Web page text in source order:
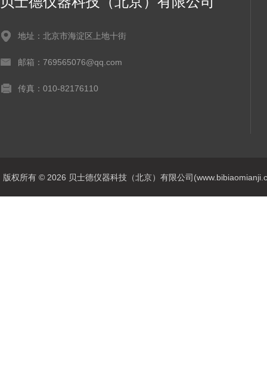
地址：北京市海淀区上地十街
邮箱：769565076@qq.com
传真：010-82176110
版权所有 © 2026 贝士德仪器科技（北京）有限公司